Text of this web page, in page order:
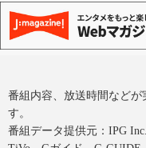
番組内容、放送時間などが
す。
番組データ提供元：IPG Inc.